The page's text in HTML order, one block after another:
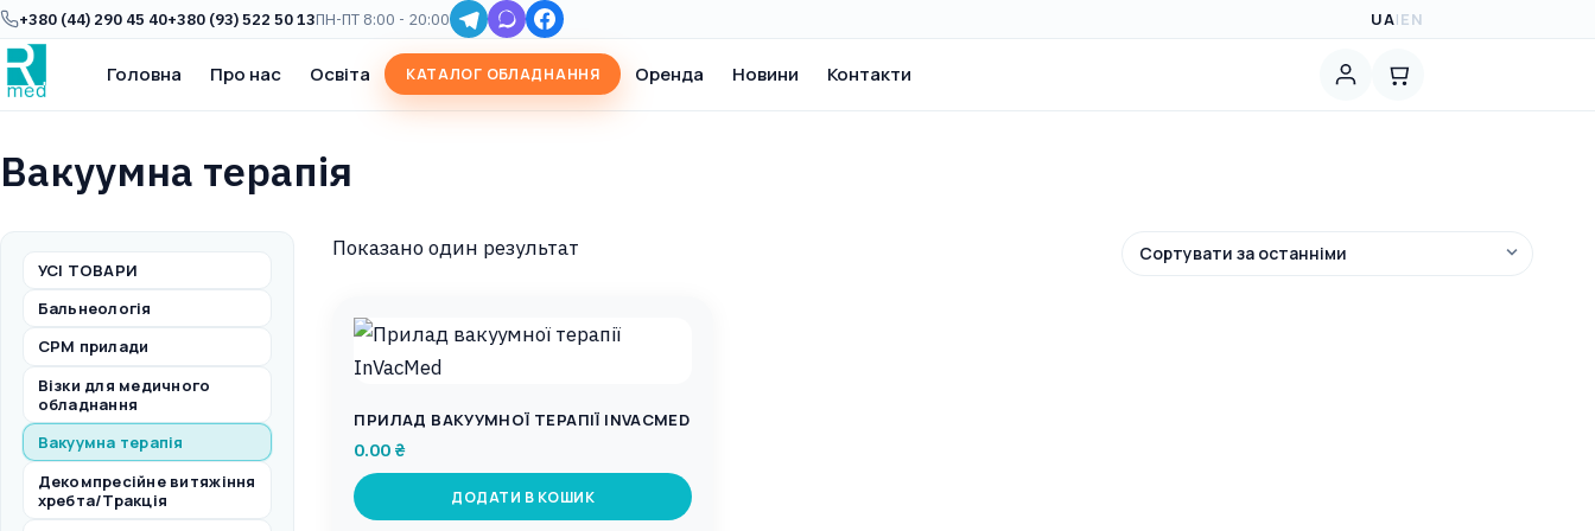
+380 (44) 290 45 40+380 (93) 522 50 13ПН-ПТ 8:00 - 20:00 UA|EN
Головна Про нас Освіта КАТАЛОГ ОБЛАДНАННЯ Оренда Новини Контакти
Вакуумна терапія
УСІ ТОВАРИ
Бальнеологія
CPM прилади
Візки для медичного
обладнання
Вакуумна терапія
Декомпресійне витяжіння
хребта/Тракція
Показано один результат
ПРИЛАД ВАКУУМНОЇ ТЕРАПІЇ INVACMED
0.00 ₴
ДОДАТИ В КОШИК